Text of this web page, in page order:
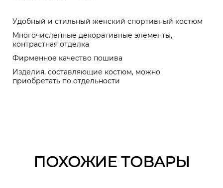
Удобный и стильный женский спортивный костюм
Многочисленные декоративные элементы,
контрастная отделка
Фирменное качество пошива
Изделия, составляющие костюм, можно
приобретать по отдельности
ПОХОЖИЕ ТОВАРЫ